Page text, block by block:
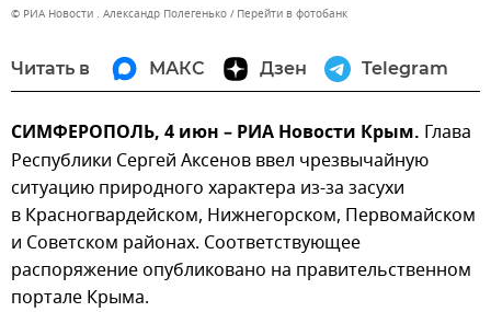
© РИА Новости . Александр Полегенько Перейти в фотобанк
Читать в МАКС Дзен Telegram
СИМФЕРОПОЛЬ, 4 июн – РИА Новости Крым. Глава
Республики Сергей Аксенов ввел чрезвычайную
ситуацию природного характера из-за засухи
в Красногвардейском, Нижнегорском, Первомайском
и Советском районах. Соответствующее
распоряжение опубликовано на правительственном
портале Крыма.